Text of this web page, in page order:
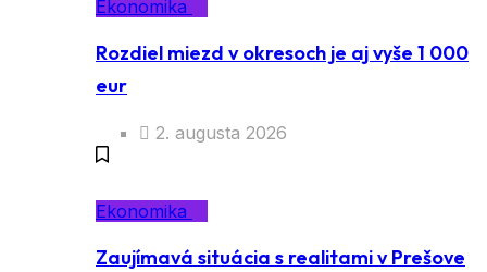
Ekonomika
Rozdiel miezd v okresoch je aj vyše 1 000
eur
2. augusta 2026
Ekonomika
Zaujímavá situácia s realitami v Prešove